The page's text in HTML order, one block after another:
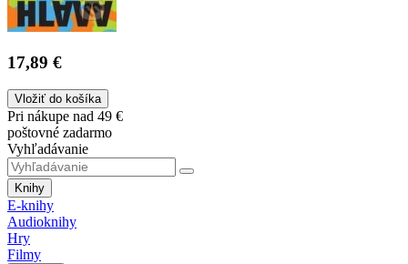
17,89 €
Vložiť do košíka
Pri nákupe nad 49 €
poštovné zadarmo
Vyhľadávanie
Knihy
E-knihy
Audioknihy
Hry
Filmy